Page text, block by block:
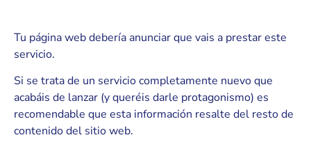
Tu página web debería anunciar que vais a prestar este
servicio.
Si se trata de un servicio completamente nuevo que
acabáis de lanzar (y queréis darle protagonismo) es
recomendable que esta información resalte del resto de
contenido del sitio web.